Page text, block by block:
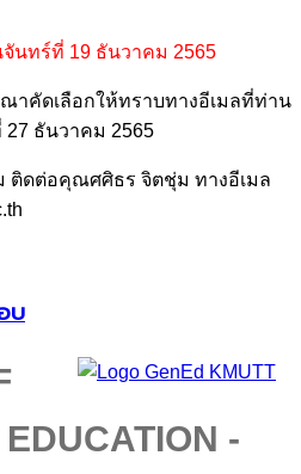
จันทร์ที่ 19 ธันวาคม 2565
าคัดเลือกให้ทราบทางอีเมลที่ท่าน
ธันวาคม 2565
ติดต่อคุณศศิธร จิตชุ่ม ทางอีเมล
บ
-